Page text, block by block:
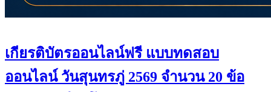
เกียรติบัตรออนไลน์ฟรี แบบทดสอบ
ออนไลน์ วันสุนทรภู่ 2569 จำนวน 20 ข้อ